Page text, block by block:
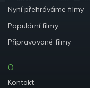
Nyní přehráváme filmy
Populární filmy
Připravované filmy
O
Kontakt